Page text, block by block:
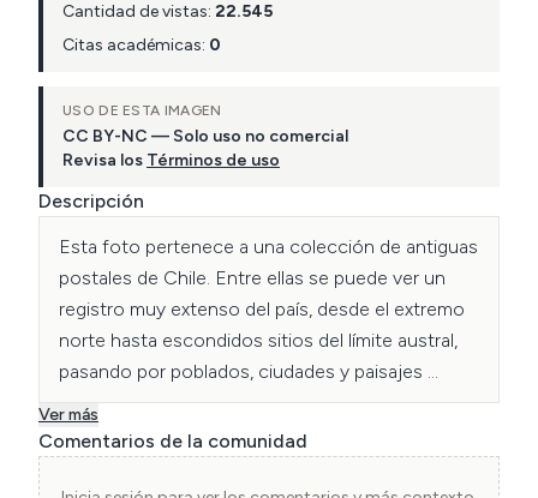
Cantidad de vistas: 22.545
Citas académicas: 0
USO DE ESTA IMAGEN
CC BY-NC — Solo uso no comercial
Revisa los Términos de uso
Descripción
Esta foto pertenece a una colección de antiguas
postales de Chile. Entre ellas se puede ver un
registro muy extenso del país, desde el extremo
norte hasta escondidos sitios del límite austral,
pasando por poblados, ciudades y paisajes
naturales.
Ver más
Comentarios de la comunidad